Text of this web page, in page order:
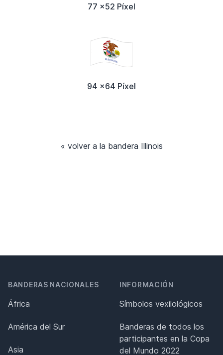
77 x52 Píxel
94 x64 Píxel
« volver a la bandera Illinois
BANDERAS NACIONALES
África
América del Sur
Asia
INFORMACIÓN
Símbolos vexilológicos
Banderas de todos los
participantes en la Copa
del Mundo 2022